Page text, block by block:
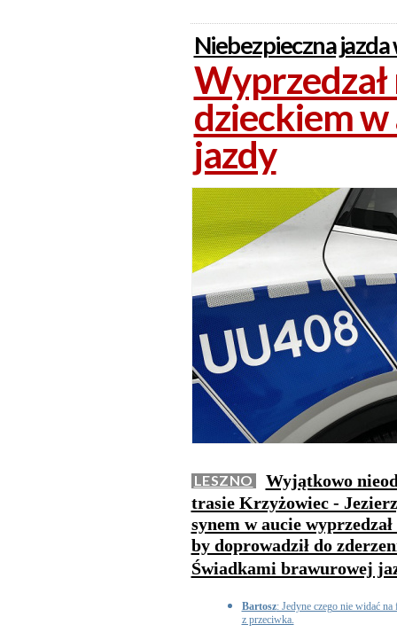
Niebezpieczna
Wyprzedzał
dzieckiem w
jazdy
LESZNO
Wyjątkowo
trasie Krzyżowiec -
synem w aucie
by doprowadził do
Świadkami brawurowej
Bartosz: Jedyne czego nie widać
z przeciwka.